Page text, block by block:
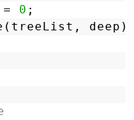
= 0 ;